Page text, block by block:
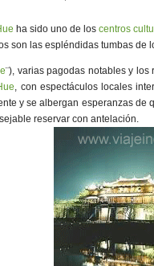
ha sido uno de los centros
son las espléndidas tumbas de
¨), varias pagodas notables y
, con espectáculos locales
y se albergan esperanzas
reservar con antelación.